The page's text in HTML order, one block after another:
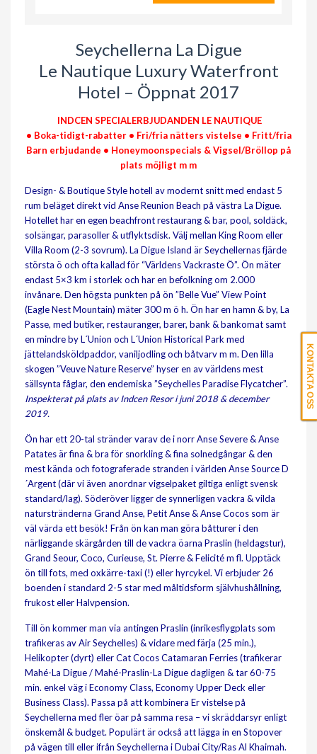
Seychellerna La Digue
Le Nautique Luxury Waterfront
Hotel – Öppnat 2017
INDCEN SPECIALERBJUDANDEN LE NAUTIQUE
• Boka-tidigt-rabatter • Fri/fria nätters vistelse • Fritt/fria
Barn erbjudande • Honeymoonspecials & Vigsel/Bröllop på
plats möjligt m m
Design- & Boutique Style hotell av modernt snitt med endast 5
rum beläget direkt vid Anse Reunion Beach på västra La Digue.
Hotellet har en egen beachfront restaurang & bar, pool, soldäck,
solsängar, parasoller & utflyktsdisk. Välj mellan King Room eller
Villa Room (2-3 sovrum). La Digue Island är Seychellernas fjärde
största ö och ofta kallad för “Världens Vackraste Ö”. Ön mäter
endast 5×3 km i storlek och har en befolkning om 2.000
invånare. Den högsta punkten på ön ”Belle Vue” View Point
(Eagle Nest Mountain) mäter 300 m ö h. Ön har en hamn & by, La
Passe, med butiker, restauranger, barer, bank & bankomat samt
en mindre by L´Union och L´Union Historical Park med
jättelandsköldpaddor, vaniljodling och båtvarv m m. Den lilla
skogen ”Veuve Nature Reserve” hyser en av världens mest
sällsynta fåglar, den endemiska ”Seychelles Paradise Flycatcher”.
Inspekterat på plats av Indcen Resor i juni 2018 & december
2019.
Ön har ett 20-tal stränder varav de i norr Anse Severe & Anse
Patates är fina & bra för snorkling & fina solnedgångar & den
mest kända och fotograferade stranden i världen Anse Source D
´Argent (där vi även anordnar vigselpaket giltiga enligt svensk
standard/lag). Söderöver ligger de synnerligen vackra & vilda
naturstränderna Grand Anse, Petit Anse & Anse Cocos som är
väl värda ett besök! Från ön kan man göra båtturer i den
närliggande skärgården till de vackra öarna Praslin (heldagstur),
Grand Seour, Coco, Curieuse, St. Pierre & Felicité m fl. Upptäck
ön till fots, med oxkärre-taxi (!) eller hyrcykel. Vi erbjuder 26
boenden i standard 2-5 star med måltidsform självhushållning,
frukost eller Halvpension.
Till ön kommer man via antingen Praslin (inrikesflygplats som
trafikeras av Air Seychelles) & vidare med färja (25 min.),
Helikopter (dyrt) eller Cat Cocos Catamaran Ferries (trafikerar
Mahé-La Digue / Mahé-Praslin-La Digue dagligen & tar 60-75
min. enkel väg i Economy Class, Economy Upper Deck eller
Business Class). Passa på att kombinera Er vistelse på
Seychellerna med fler öar på samma resa – vi skräddarsyr enligt
önskemål & budget. Populärt är också att lägga in en Stopover
på vägen till eller ifrån Seychellerna i Dubai City/Ras Al Khaimah.
KONTAKTA OSS